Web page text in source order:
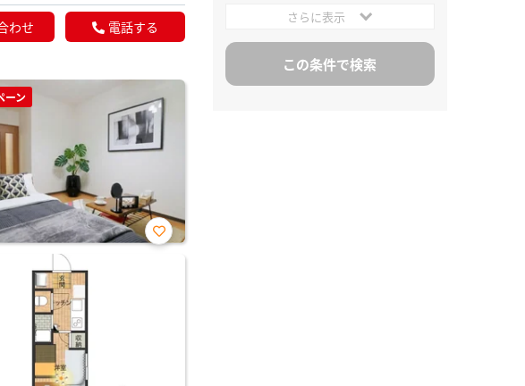
わせ 電話する
ーン
お気
さらに表示